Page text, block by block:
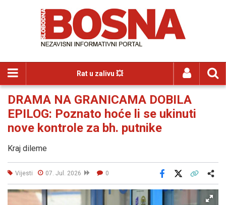
Rat u zalivu 💥
DRAMA NA GRANICAMA DOBILA
EPILOG: Poznato hoće li se ukinuti
nove kontrole za bh. putnike
Kraj dileme
Vijesti 07. Jul. 2026 0
Facebook